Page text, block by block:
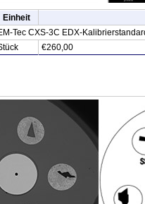
Einheit
Tec CXS-3C EDX-
€260,00